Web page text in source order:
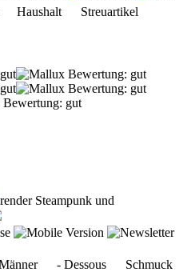
Streuartikel
Steampunk und
- Dessous Schmuck